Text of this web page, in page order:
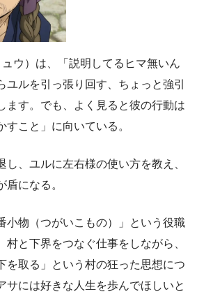
ウ）は、「説明してるヒマ無いん
ユルを引っ張り回す、ちょっと強引
ます。でも、よく見ると彼の行動は
こと」に向いている。
し、ユルに左右様の使い方を教え、
盾になる。
小物（つがいこもの）」という役職
村と下界をつなぐ仕事をしながら、
を取る」という村の狂った思想につ
サには好きな人生を歩んでほしいと